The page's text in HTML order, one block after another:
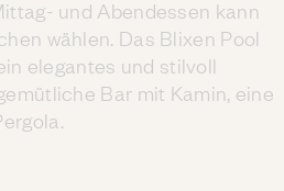
und Abendessen kann
wählen. Das Blixen Pool
elegantes und stilvoll
Bar mit Kamin, eine